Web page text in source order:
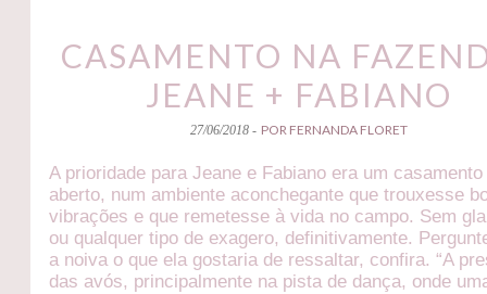
CASAMENTO NA
JEANE + FABIANO
27/06/2018 - POR FERNANDA FLORET
A prioridade para Jeane e Fabiano era um
aberto, num ambiente aconchegante que trouxesse
vibrações e que remetesse à vida no campo. Sem
ou qualquer tipo de exagero, definitivamente.
a noiva o que ela gostaria de ressaltar, confira. “A
das avós, principalmente na pista de dança, onde